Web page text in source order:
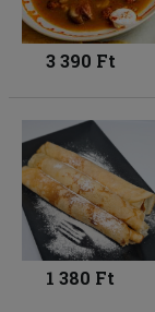
3 390 Ft
1 380 Ft